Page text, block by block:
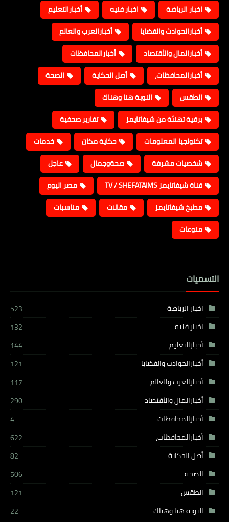
اخبار الرياضة اخبار فنيه
أخبارالتعليم
أخبارالحوادث والقضايا
أخبارالعرب والعالم
أخبارالمال والأقتصاد
أخبارالمحافظات
أخبارالمحافظات،
أصل الحكاية
الصحة
الطقس
النوبة هنا وهناك
برقية تهنئة من شيفاتايمز
تقارير صحفية
تكنولجيا المعلومات
حكاية مكان
خدمات
شخصيات مشرفة
صحةوجمال
عاجل
قناة شيفاتايمز TV / SHEFATAIMS
مصر اليوم
مطبخ شيفاتايمز
مقالات
مناسبات
منوعات
التسميات
اخبار الرياضة
523
اخبار فنيه
132
أخبارالتعليم
144
أخبارالحوادث والقضايا
121
أخبارالعرب والعالم
117
أخبارالمال والأقتصاد
290
أخبارالمحافظات
4
أخبارالمحافظات،
622
أصل الحكاية
82
الصحة
506
الطقس
121
النوبة هنا وهناك
22